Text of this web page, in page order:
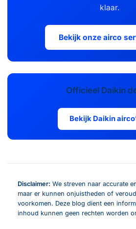
klaar.
Bekijk onze airco
Officieel Daikin
Bekijk Daikin
Disclaimer: We streven naar accurate
maar er kunnen onjuistheden of
voorkomen. Deze blog dient een
inhoud kunnen geen rechten worden